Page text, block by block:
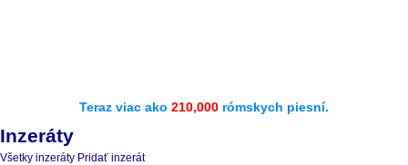
Teraz viac ako 210,000 rómskych piesní.
Inzeráty
Všetky inzeráty Pridať inzerát